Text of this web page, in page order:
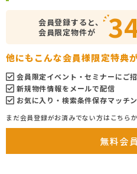
会員登録すると、
会員限定物件が
他にもこんな会員様限定特典
会員限定イベント・セミナーにご
新規物件情報をメールで配信
お気に入り・検索条件保存マッチ
まだ会員登録がお済みでない方はこちら
無料会